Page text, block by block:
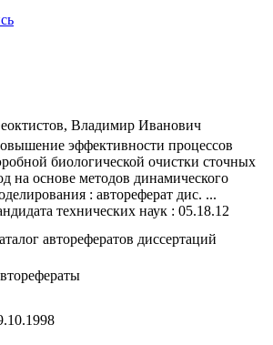
Владимир Иванович
эффективности процессов
биологической очистки сточных
на основе методов динамического
: автореферат дис. ...
технических наук : 05.18.12
авторефератов диссертаций